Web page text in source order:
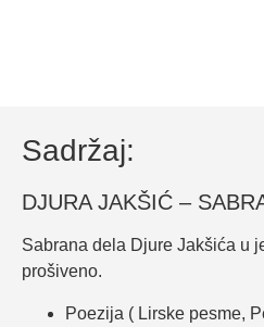
Sadržaj:
DJURA JAKŠIĆ –
Sabrana dela Djure Jakšića u
prošiveno.
Poezija ( Lirske pesme,